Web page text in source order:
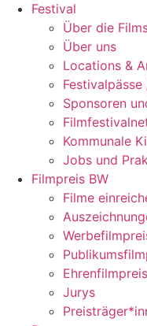
Festival
Über die
Über uns
Locations &
Sponsoren
Kommunale
Jobs und
Filmpreis BW
Filme
Jurys